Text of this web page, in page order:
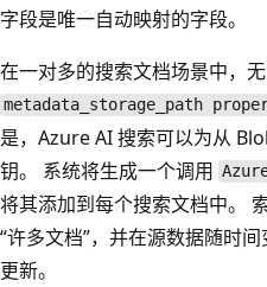
字段是唯一自动映射的字段。
在一对多的搜索文档场景中，
metadata_storage_path
是，Azure AI 搜索可以为从
钥。 系统将生成一个调用
将其添加到每个搜索文档中。
“许多文档”，并在源数据随时
更新。